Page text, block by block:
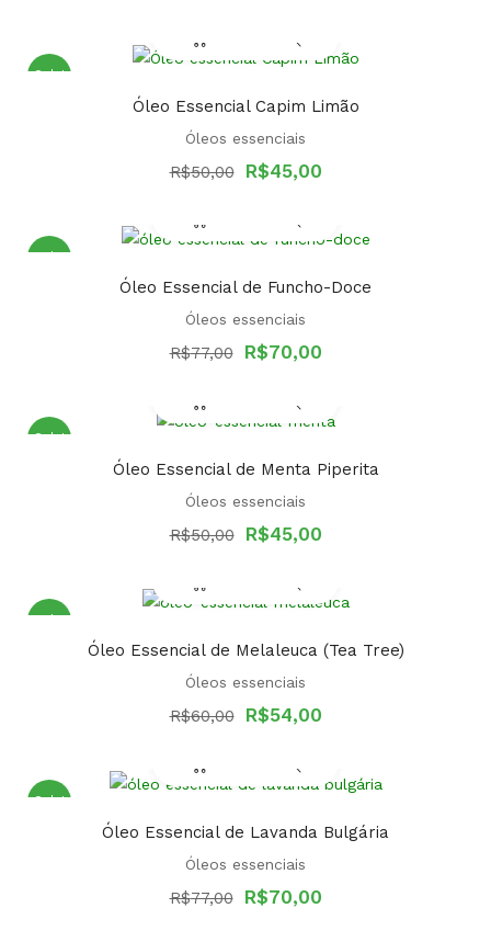
R$44,00.
Sale!
Óleo Essencial Capim Limão
Óleos essenciais
R$50,00
Original
R$50,00.
R$45,00Current
Sale!
Óleo Essencial de Funcho-Doce
Óleos essenciais
R$77,00
Original
R$77,00.
R$70,00Current
Sale!
Óleo Essencial de Menta Piperita
Óleos essenciais
R$50,00
Original
R$50,00.
R$45,00Current
Sale!
Óleo Essencial de Melaleuca (Tea Tree)
Óleos essenciais
R$60,00
Original
R$60,00.
R$54,00Current
Sale!
Óleo Essencial de Lavanda Bulgária
Óleos essenciais
R$77,00
Original
R$70,00Current